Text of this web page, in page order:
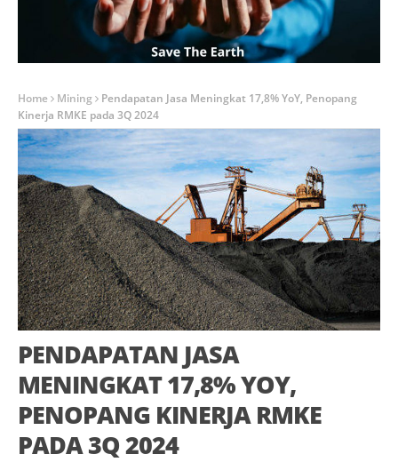
Home Mining
Pendapatan Jasa Meningkat 17,8% YoY, Penopang
Kinerja RMKE pada 3Q 2024
PENDAPATAN JASA
MENINGKAT 17,8% YOY,
PENOPANG KINERJA RMKE
PADA 3Q 2024